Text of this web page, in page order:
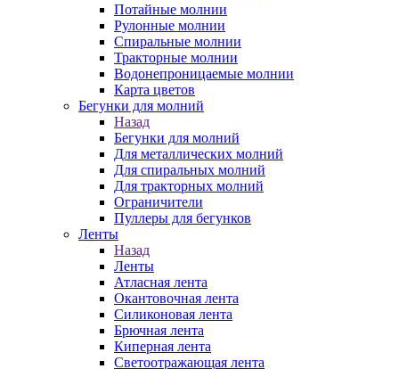
Потайные молнии
Рулонные молнии
Спиральные молнии
Тракторные молнии
Водонепроницаемые молнии
Карта цветов
Бегунки для молний
Назад
Бегунки для молний
Для металлических молний
Для спиральных молний
Для тракторных молний
Ограничители
Пуллеры для бегунков
Ленты
Назад
Ленты
Атласная лента
Окантовочная лента
Силиконовая лента
Брючная лента
Киперная лента
Светоотражающая лента